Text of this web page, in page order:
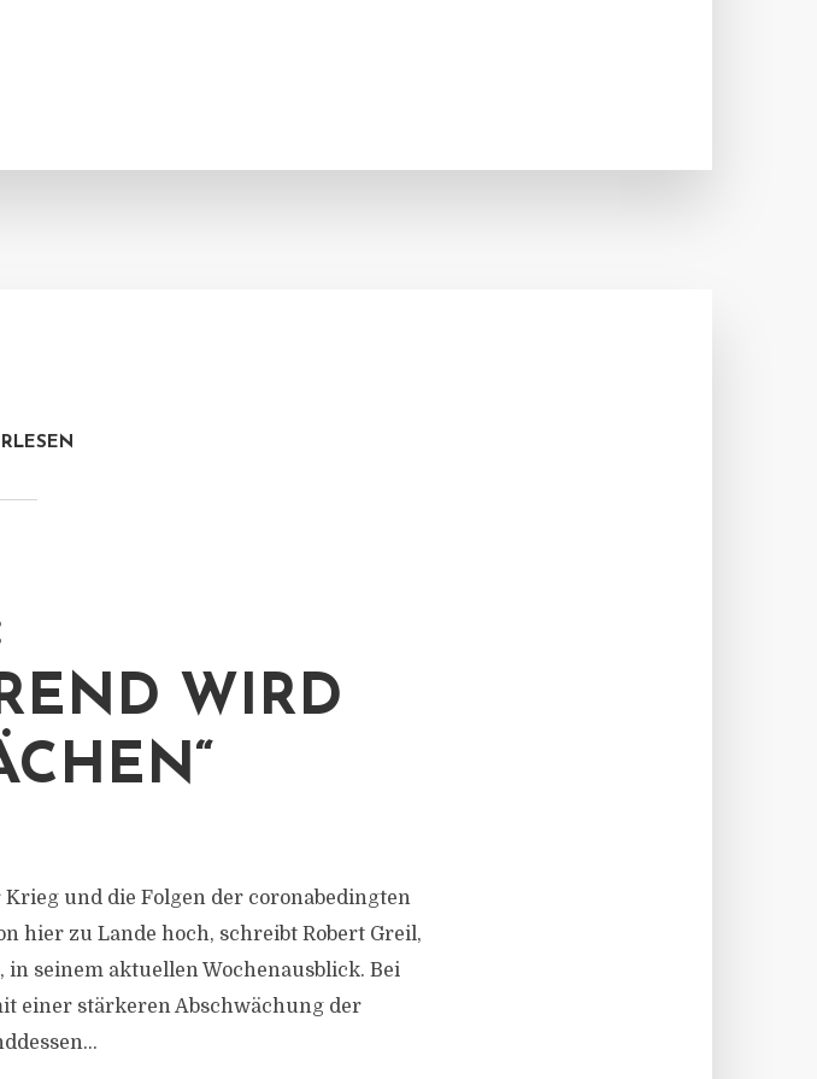
WIRD
und die Folgen der coronabedingten
hier zu Lande hoch, schreibt Robert Greil,
seinem aktuellen Wochenausblick. Bei
einer stärkeren Abschwächung der